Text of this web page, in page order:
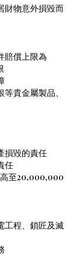
財物意外損毀而
賠償上限為
貴金屬製品、
損毀的責任
任
高至20,000,000
工程、鎖匠及滅